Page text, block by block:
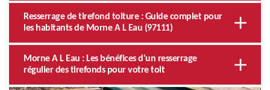
Resserrage de tirefond toiture : Guide complet pour
les habitants de Morne A L Eau (97111)
Morne A L Eau : Les bénéfices d'un resserrage
régulier des tirefonds pour votre toit